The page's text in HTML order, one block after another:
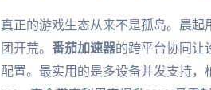
真正的游戏生态从来不是孤岛。晨起
团开荒。 番茄加速器的跨平台协同让
配置。最实用的是多设备并发支持，